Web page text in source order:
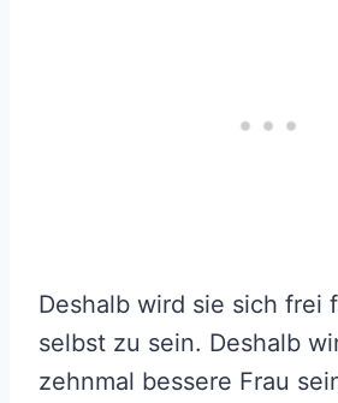
Deshalb wird sie sich frei
selbst zu sein. Deshalb
zehnmal bessere Frau